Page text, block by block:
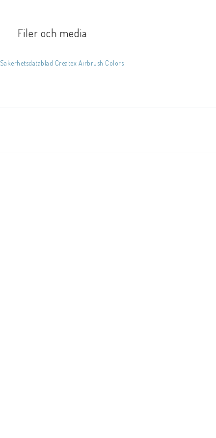
Filer och media
Säkerhetsdatablad Createx Airbrush Colors